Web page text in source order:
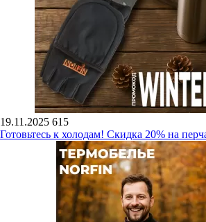
19.11.2025 615
Готовьтесь к холодам! Скидка 20% на